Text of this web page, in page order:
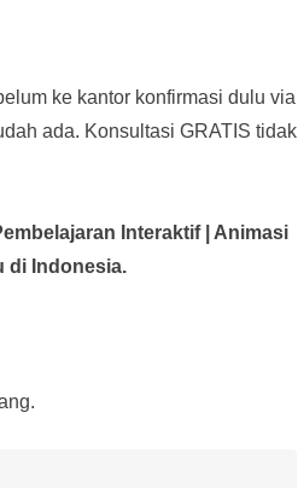
ke kantor konfirmasi dulu via
ada. Konsultasi GRATIS tidak
Interaktif| Animasi
di Indonesia.